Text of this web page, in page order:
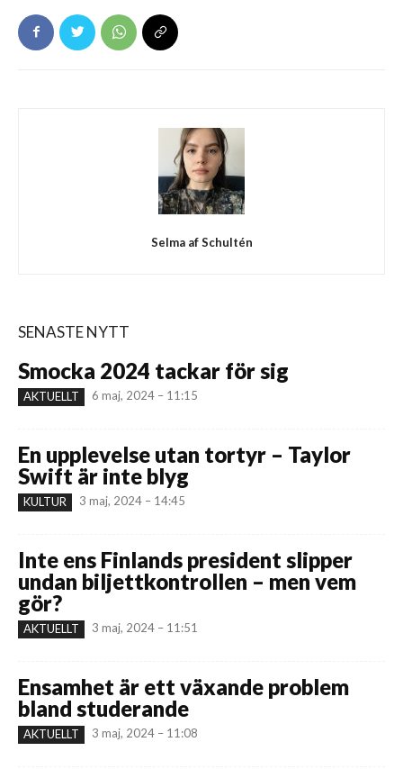
Selma af Schultén
SENASTE NYTT
Smocka 2024 tackar för sig
AKTUELLT 6 maj, 2024 – 11:15
En upplevelse utan tortyr – Taylor
Swift är inte blyg
KULTUR 3 maj, 2024 – 14:45
Inte ens Finlands president slipper
undan biljettkontrollen – men vem
gör?
AKTUELLT 3 maj, 2024 – 11:51
Ensamhet är ett växande problem
bland studerande
AKTUELLT 3 maj, 2024 – 11:08